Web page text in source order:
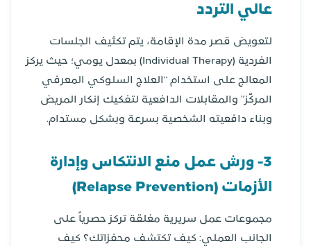
عالي التردد
لتعويض قصر مدة الإقامة، يتم تكثيف الجلسات
الفردية (Individual Therapy) بمعدل يومي؛ حيث يركز
المعالج على استخدام “العلاج السلوكي المعرفي
المركّز” والمقابلات الدافعية لتفكيك إنكار المريض
وبناء دافعيته الشخصية بسرعة وبشكل مستدام.
3- ورش عمل منع الانتكاس وإدارة
الأزمات (Relapse Prevention)
مجموعات عمل سريرية مغلقة تركز حصرياً على
الجانب العملي: كيف تكتشف محفزاتك؟ كيف